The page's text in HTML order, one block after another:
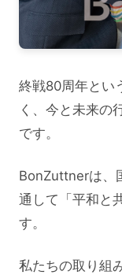
終戦80周年とい
く、今と未来の
です。
BonZuttnerは、
通して「平和と
す。
私たちの取り組